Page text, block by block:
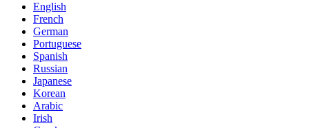
English
French
German
Portuguese
Spanish
Russian
Japanese
Korean
Arabic
Irish